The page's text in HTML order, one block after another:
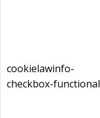
cookielawinfo-
checkbox-functional